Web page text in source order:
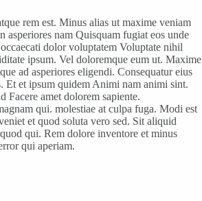
rem est. Minus alias ut maxime veniam
asperiores nam Quisquam fugiat eos unde
dolor voluptatem Voluptate nihil
ipsum. Vel doloremque eum ut. Maxime
ad asperiores eligendi. Consequatur eius
Et et ipsum quidem Animi nam animi sint.
Facere amet dolorem sapiente.
qui. molestiae at culpa fuga. Modi est
et quod soluta vero sed. Sit aliquid
qui. Rem dolore inventore et minus
qui aperiam.